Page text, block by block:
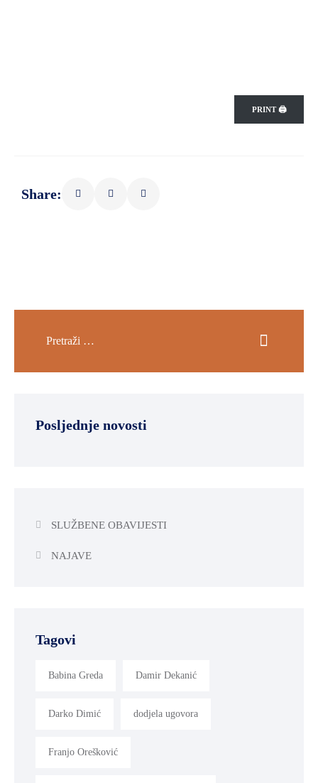
PRINT 🖨
Share:
Posljednje novosti
SLUŽBENE OBAVIJESTI
NAJAVE
Tagovi
Babina Greda Damir Dekanić
Darko Dimić dodjela ugovora
Franjo Orešković